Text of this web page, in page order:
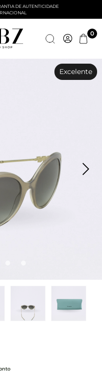
cpf/cnpj
DE AUTENTICIDADE
0
Excelente